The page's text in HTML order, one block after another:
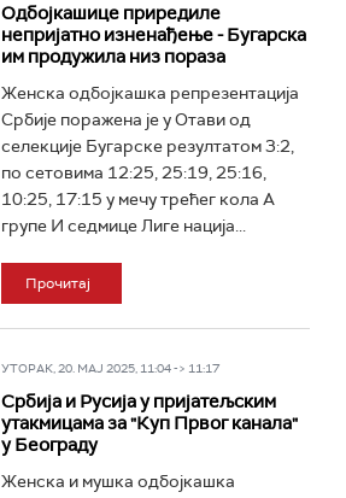
Одбојкашице приредиле
непријатно изненађење - Бугарска
им продужила низ пораза
Женска одбојкашка репрезентација
Србије поражена је у Отави од
селекције Бугарске резултатом 3:2,
по сетовима 12:25, 25:19, 25:16,
10:25, 17:15 у мечу трећег кола А
групе И седмице Лиге нација...
Прочитај
УТОРАК, 20. МАЈ 2025, 11:04 -> 11:17
Србија и Русија у пријатељским
утакмицама за "Куп Првог канала"
у Београду
Женска и мушка одбојкашка